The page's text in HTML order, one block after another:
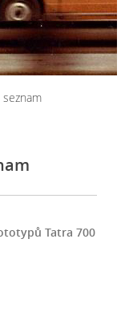
Tatra 700